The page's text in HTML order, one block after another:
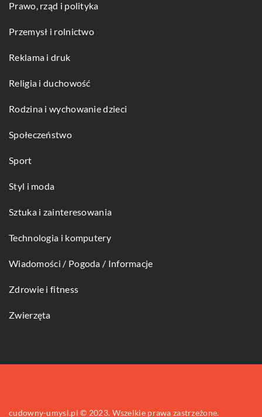
Prawo, rząd i polityka
Przemysł i rolnictwo
Reklama i druk
Religia i duchowość
Rodzina i wychowanie dzieci
Społeczeństwo
Sport
Styl i moda
Sztuka i zainteresowania
Technologia i komputery
Wiadomości / Pogoda / Informacje
Zdrowie i fitness
Zwierzęta
cudowny-umysl.pl © 2023. Wszelkie prawa zastrzeżone.